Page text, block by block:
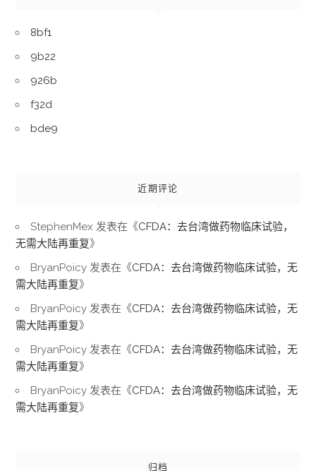
8bf1
9b22
926b
f32d
bde9
近期评论
StephenMex 发表在《CFDA：去台湾做药物临床试验，
无需大陆再重复》
BryanPoicy 发表在《CFDA：去台湾做药物临床试验，无
需大陆再重复》
BryanPoicy 发表在《CFDA：去台湾做药物临床试验，无
需大陆再重复》
BryanPoicy 发表在《CFDA：去台湾做药物临床试验，无
需大陆再重复》
BryanPoicy 发表在《CFDA：去台湾做药物临床试验，无
需大陆再重复》
归档